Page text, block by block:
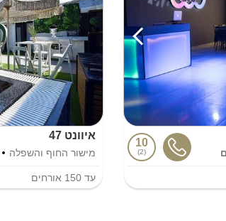
10
2
איוונט 47
מישור החוף והשפלה
עד 150 אורחים